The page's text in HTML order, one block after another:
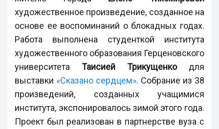
художественное произведение, созданное на
основе ее воспоминаний о блокадных годах.
Работа выполнена студенткой института
художественного образования Герценовского
университета Таисией Трикущенкодля
выставки «Сказано сердцем». Собрание из 38
произведений, созданных учащимися
института, экспонировалось зимой этого года.
Проект был реализован в партнерстве вуза с